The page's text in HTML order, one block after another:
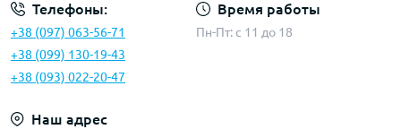
Телефоны:
+38 (097) 063-56-71
+38 (099) 130-19-43
+38 (093) 022-20-47
Время работы
Пн-Пт: c 11 до 18
Наш адрес